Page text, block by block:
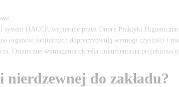
HACCP, wspierane przez Dobre Praktyki
organów sanitarnych doprecyzowują wymogi czystości i
Ostateczne wymagania określa dokumentacja projektowa
do zakładu?